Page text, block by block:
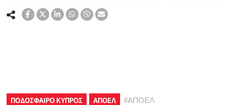
ΠΟΔΟΣΦΑΙΡΟ ΚΥΠΡΟΣ ΑΠΟΕΛ #ΑΠΟΕΛ